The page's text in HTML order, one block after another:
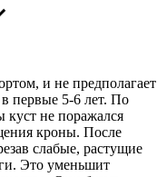
и не предполагает
первые 5-6 лет. По
куст не поражался
кроны. После
слабые, растущие
Это уменьшит